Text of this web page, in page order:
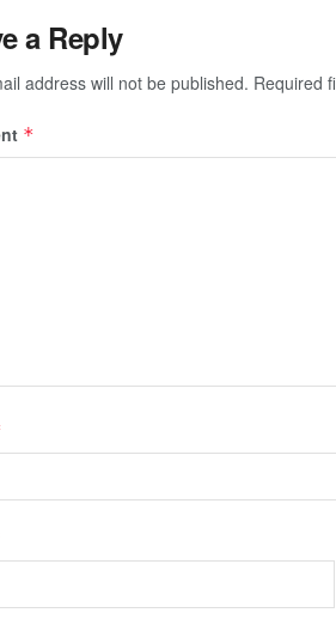
a Reply
address will not be published. Required
*